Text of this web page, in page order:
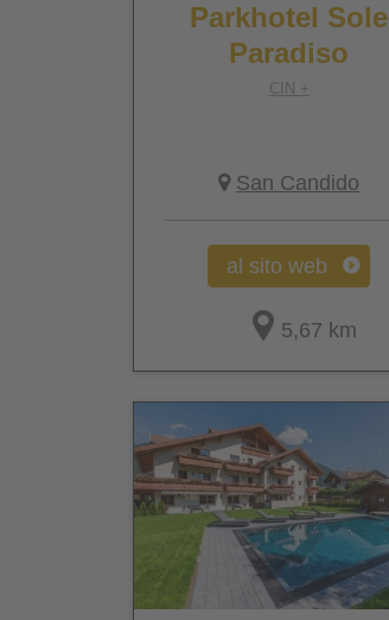
Parkhotel Sole
Paradiso
CIN +
San Candido
al sito web
5,67 km